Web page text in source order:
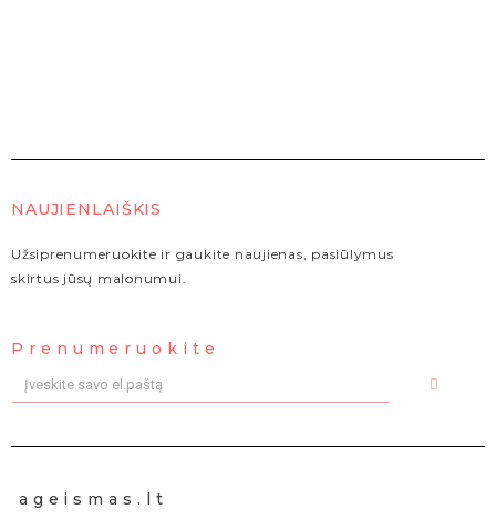
NAUJIENLAIŠKIS
Užsiprenumeruokite ir gaukite naujienas, pasiūlymus
skirtus jūsų malonumui.
Prenumeruokite
ageismas.lt